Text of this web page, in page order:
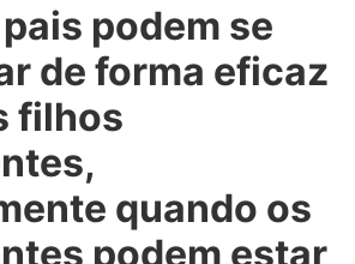
podem se
de forma eficaz
filhos
quando os
podem estar